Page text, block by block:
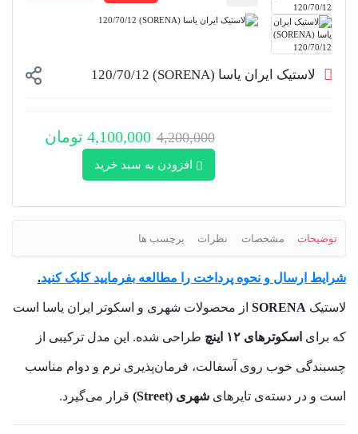
لاستیک ایران یاسا (SORENA) 120/70/12
4,200,000 4,100,000 تومان
افزودن به سبد خرید
توضیحات مشخصات نظرات برچسب ها
شرایط ارسال و نحوه پرداخت را مطالعه بفرمایید کلیک کنید.
لاستیک SORENA از محصولات شهری و اسکوتر ایران یاسا است
که برای اسکوترهای ۱۲ اینچ طراحی شده. این مدل ترکیبی از
چسبندگی خوب روی آسفالت، فرمان‌پذیری نرم و دوام مناسب
است و در دسته‌ی تایرهای شهری (Street) قرار می‌گیرد.